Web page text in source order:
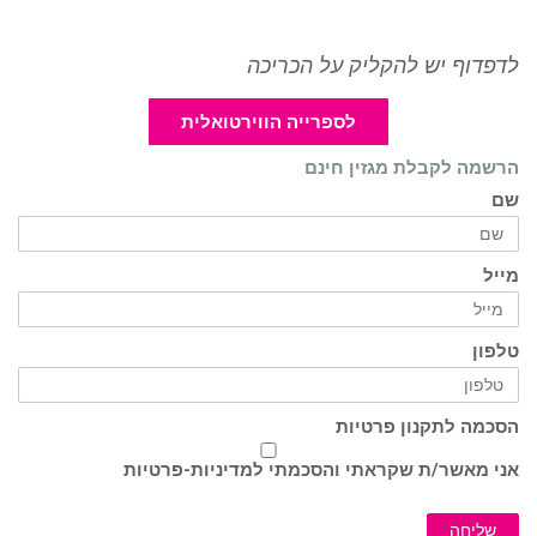
לדפדוף יש להקליק על הכריכה
לספרייה הווירטואלית
הרשמה לקבלת מגזין חינם
שם
מייל
טלפון
הסכמה לתקנון פרטיות
אני מאשר/ת שקראתי והסכמתי למדיניות-פרטיות
שליחה